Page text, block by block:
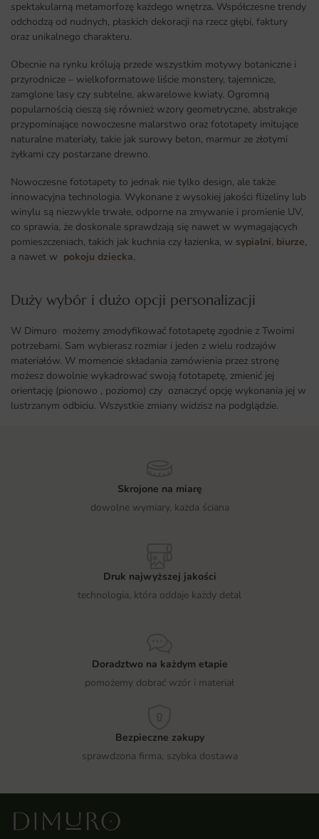
spektakularną metamorfozę każdego wnętrza. Współczesne trendy
odchodzą od nudnych, płaskich dekoracji na rzecz głębi, faktury
oraz unikalnego charakteru.
Obecnie na rynku królują przede wszystkim motywy botaniczne i
przyrodnicze – wielkoformatowe liście monstery, tajemnicze,
zamglone lasy czy subtelne, akwarelowe kwiaty. Ogromną
popularnością cieszą się również wzory geometryczne, abstrakcje
przypominające nowoczesne malarstwo oraz fototapety imitujące
naturalne materiały, takie jak surowy beton, marmur ze złotymi
żyłkami czy postarzane drewno.
Nowoczesne fototapety to jednak nie tylko design, ale także
innowacyjna technologia. Wykonane z wysokiej jakości flizeliny lub
winylu są niezwykle trwałe, odporne na zmywanie i promienie UV,
co sprawia, że doskonale sprawdzają się nawet w wymagających
pomieszczeniach, takich jak kuchnia czy łazienka, w sypialni, biurze,
a nawet w pokoju dziecka,
Duży wybór i dużo opcji personalizacji ​
W Dimuro możemy zmodyfikować fototapetę zgodnie z Twoimi
potrzebami. Sam wybierasz rozmiar i jeden z wielu rodzajów
materiałów. W momencie składania zamówienia przez stronę
możesz dowolnie wykadrować swoją fototapetę, zmienić jej
orientację (pionowo , poziomo) czy oznaczyć opcję wykonania jej w
lustrzanym odbiciu. Wszystkie zmiany widzisz na podglądzie.
Skrojone na miarę
dowolne wymiary, każda ściana
Druk najwyższej jakości
technologia, która oddaje każdy detal
Doradztwo na każdym etapie
pomożemy dobrać wzór i materiał
Bezpieczne zakupy
sprawdzona firma, szybka dostawa